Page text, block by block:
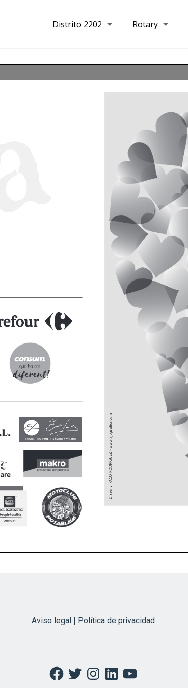
Distrito 2202 Rotary
Aviso legal | Política de privacidad
Facebook
TwitterInstagramLinkedInYouTube